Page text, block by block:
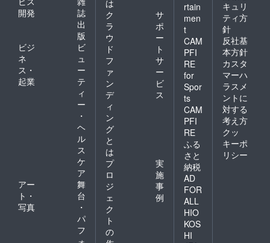
開発
誌
出
版
ビジ
ネ
ス・
起業
ビ
ュ
ー
テ
ィ
ー
・
ヘ
ル
ス
ケ
ア
アー
ト・
写真
舞
台
・
パ
フ
は
ク
ラ
ウ
ド
フ
ァ
ン
デ
ィ
ン
グ
と
は
サ
ポ
ー
ト
サ
ー
ビ
ス
プ
ロ
ジ
ェ
ク
ト
の
実
施
事
例
rtain
men
t
CAM
PFI
RE
for
Spor
ts
CAM
PFI
RE
ふる
さと
納税
AD
FOR
ALL
HIO
KOS
HI
キュリ
ティ方
針
反社基
本方針
カスタ
マーハ
ラスメ
ントに
対する
考え方
クッ
キーポ
リシー